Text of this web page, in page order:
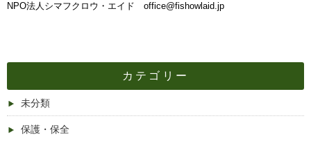
NPO法人シマフクロウ・エイド office@fishowlaid.jp
カテゴリー
未分類
保護・保全